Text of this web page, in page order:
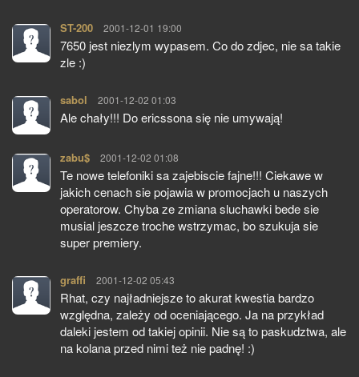
ST-200 pisze:
2001-12-01 19:00
7650 jest niezlym wypasem. Co do zdjec, nie sa takie
zle :)
sabol pisze:
2001-12-02 01:03
Ale chały!!! Do ericssona się nie umywają!
zabu$ pisze:
2001-12-02 01:08
Te nowe telefoniki sa zajebiscie fajne!!! Ciekawe w
jakich cenach sie pojawia w promocjach u naszych
operatorow. Chyba ze zmiana sluchawki bede sie
musial jeszcze troche wstrzymac, bo szukuja sie
super premiery.
graffi pisze:
2001-12-02 05:43
Rhat, czy najładniejsze to akurat kwestia bardzo
względna, zależy od oceniającego. Ja na przykład
daleki jestem od takiej opinii. Nie są to paskudztwa, ale
na kolana przed nimi też nie padnę! :)